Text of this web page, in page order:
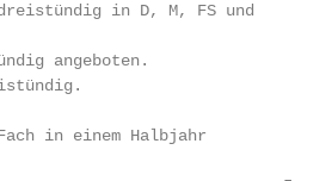
in D, M, FS und
angeboten.
in einem Halbjahr